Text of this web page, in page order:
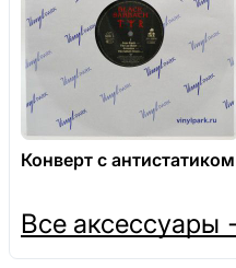
Конверт с антистатиком
Все аксессуары